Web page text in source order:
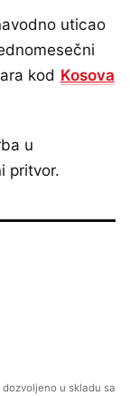
uticao
kod Kosova
u
pritvor.
u skladu sa